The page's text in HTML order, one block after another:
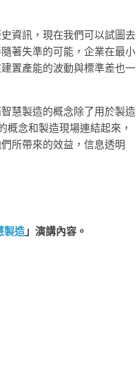
資訊，現在我們可以試圖去
著失準的可能，企業在最小
置產能的波動與標準差也一
慧製造的概念除了用於製造
念和製造現場連結起來，
所帶來的效益，信息透明
製造 」演講內容。